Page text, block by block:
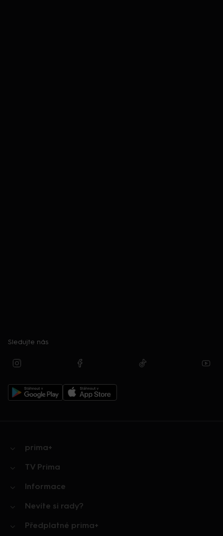
Sledujte nás
prima+
TV Prima
Informace
Nevíte si rady?
Předplatné prima+